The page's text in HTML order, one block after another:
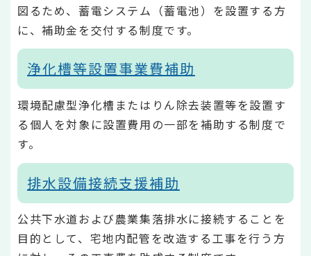
図るため、蓄電システム（蓄電池）を設置する方
に、補助金を交付する制度です。
浄化槽等設置事業費補助
環境配慮型浄化槽またはりん除去装置等を設置す
る個人を対象に設置費用の一部を補助する制度で
す。
排水設備接続支援補助
公共下水道および農業集落排水に接続することを
目的として、宅地内配管を改造する工事を行う方